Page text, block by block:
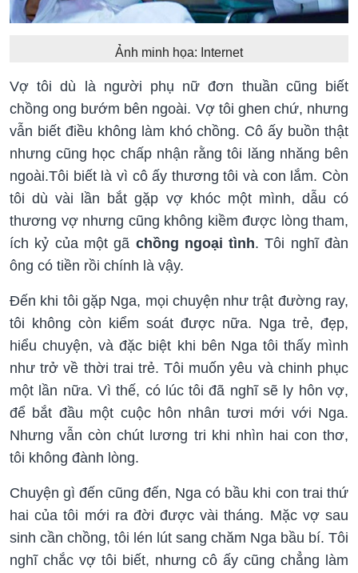
Ảnh minh họa: Internet
Vợ tôi dù là người phụ nữ đơn thuần cũng biết
chồng ong bướm bên ngoài. Vợ tôi ghen chứ, nhưng
vẫn biết điều không làm khó chồng. Cô ấy buồn thật
nhưng cũng học chấp nhận rằng tôi lăng nhăng bên
ngoài.Tôi biết là vì cô ấy thương tôi và con lắm. Còn
tôi dù vài lần bắt gặp vợ khóc một mình, dẫu có
thương vợ nhưng cũng không kiềm được lòng tham,
ích kỷ của một gã chồng ngoại tình. Tôi nghĩ đàn
ông có tiền rồi chính là vậy.
Đến khi tôi gặp Nga, mọi chuyện như trật đường ray,
tôi không còn kiểm soát được nữa. Nga trẻ, đẹp,
hiểu chuyện, và đặc biệt khi bên Nga tôi thấy mình
như trở về thời trai trẻ. Tôi muốn yêu và chinh phục
một lần nữa. Vì thế, có lúc tôi đã nghĩ sẽ ly hôn vợ,
để bắt đầu một cuộc hôn nhân tươi mới với Nga.
Nhưng vẫn còn chút lương tri khi nhìn hai con thơ,
tôi không đành lòng.
Chuyện gì đến cũng đến, Nga có bầu khi con trai thứ
hai của tôi mới ra đời được vài tháng. Mặc vợ sau
sinh cần chồng, tôi lén lút sang chăm Nga bầu bí. Tôi
nghĩ chắc vợ tôi biết, nhưng cô ấy cũng chẳng làm